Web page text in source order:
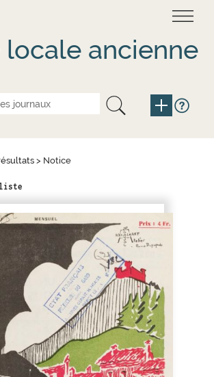
locale ancienne
> Notice
cookies